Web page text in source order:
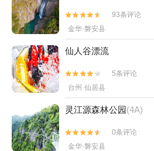
熊出没欢乐港湾+熊出没探险乐园+台
乐园+熊出没水上乐园+始丰湖夜游+
宫+台州植物（雕塑）园+黄岩柔川景
空之城--已下线+玉环公园+国清寺+
出没水世界+天台山滑翔伞星空露营
木城-七彩花田+台州市体育中心体育


93条评论
金华·磐安县
仙人谷漂流


5条评论
台州·仙居县
灵江源森林公园(4A)


0条评论
金华·磐安县